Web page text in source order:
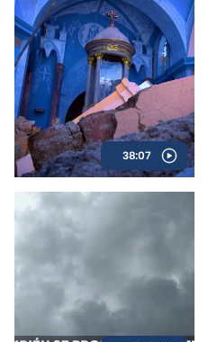
38:07